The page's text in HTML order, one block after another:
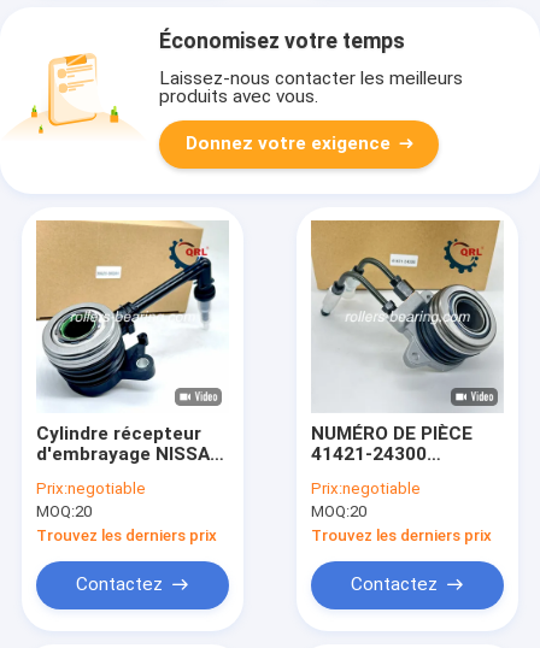
Économisez votre temps
Laissez-nous contacter les meilleurs
produits avec vous.
Donnez votre exigence
Cylindre récepteur
d'embrayage NISSAN
Prix:negotiable
MOQ:20
Trouvez les derniers prix
Contactez
NUMÉRO DE PIÈCE
41421-24300
débrayage Cylindre
récepteur
d'embrayage
Prix:negotiable
MOQ:20
Trouvez les derniers prix
Contactez